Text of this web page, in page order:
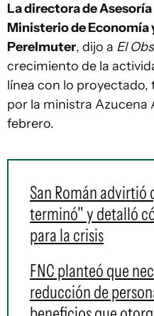
La directora de
Ministerio de Economía
Perelmuter, dijo a El
crecimiento de la
línea con lo
por la ministra Azucena
febrero.
San Román advirtió
terminó" y detalló
para la crisis
FNC planteó que
reducción de